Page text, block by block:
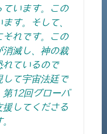
ています。この
す。そして、
それです。この
滅し、神の裁
れているので
して宇宙法廷で
第12回グローバ
援してくださる